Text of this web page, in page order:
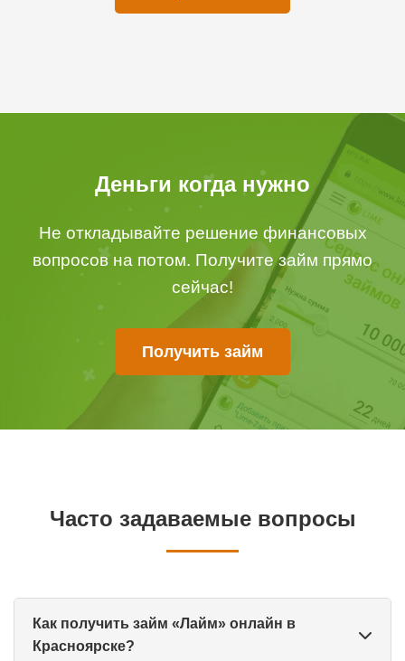
Деньги когда нужно
Не откладывайте решение финансовых
вопросов на потом. Получите займ прямо
сейчас!
Получить займ
Часто задаваемые вопросы
Как получить займ «Лайм» онлайн в
Красноярске?